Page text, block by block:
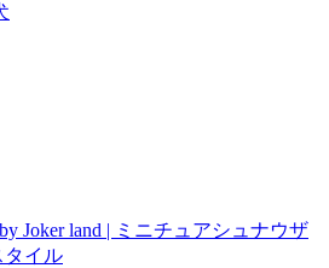
Joker land | ミニチュアシュナウザ
タイル